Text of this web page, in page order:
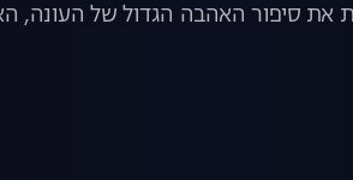
את סיפור האהבה הגדול של העונה,